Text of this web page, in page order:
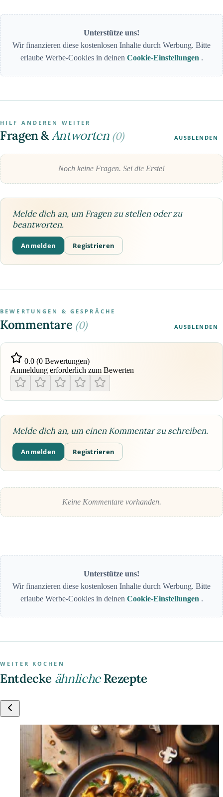
Unterstütze uns!
Wir finanzieren diese kostenlosen Inhalte durch Werbung. Bitte
erlaube Werbe-Cookies in deinen Cookie-Einstellungen .
HILF ANDEREN WEITER
Fragen &Antworten (0) AUSBLENDEN
Noch keine Fragen. Sei die Erste!
Melde dich an, um Fragen zu stellen oder zu
beantworten.
Anmelden Registrieren
BEWERTUNGEN & GESPRÄCHE
Kommentare (0) AUSBLENDEN
0.0 (0 Bewertungen)
Anmeldung erforderlich zum Bewerten
Melde dich an, um einen Kommentar zu schreiben.
Anmelden Registrieren
Keine Kommentare vorhanden.
Unterstütze uns!
Wir finanzieren diese kostenlosen Inhalte durch Werbung. Bitte
erlaube Werbe-Cookies in deinen Cookie-Einstellungen .
WEITER KOCHEN
Entdecke ähnlicheRezepte